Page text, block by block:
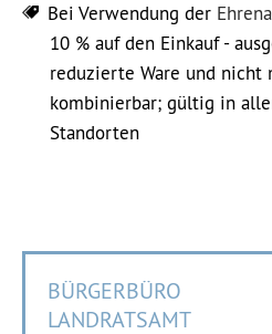
Bei Verwendung der
10 % auf den Einkauf -
reduzierte Ware und nicht
kombinierbar; gültig in
Standorten
BÜRGERBÜRO
LANDRATSAMT